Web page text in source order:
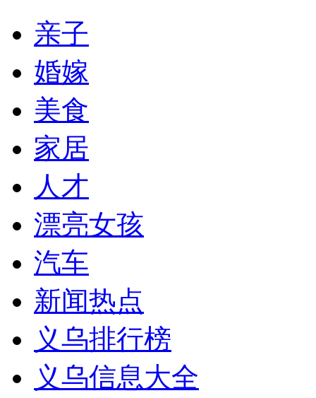
亲子
婚嫁
美食
家居
人才
漂亮女孩
汽车
新闻热点
义乌排行榜
义乌信息大全